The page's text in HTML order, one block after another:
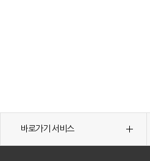
바로가기 서비스